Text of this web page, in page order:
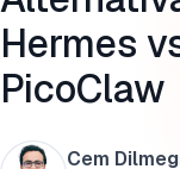
Software
Serviços
Hermes
PicoClaw
Cem
Como escolher
Leituras adicionais
Cite esta pesquisa